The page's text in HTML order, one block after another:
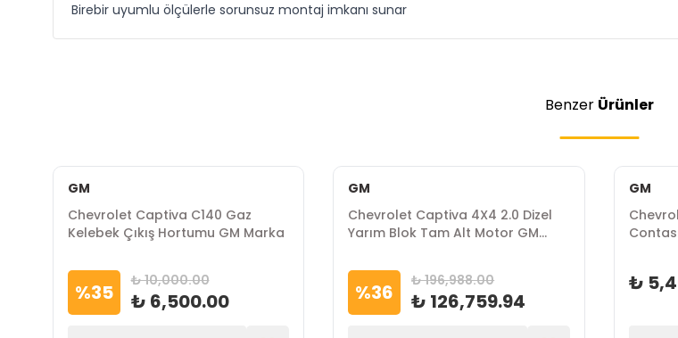
Birebir uyumlu ölçülerle sorunsuz montaj imkanı sunar
Benzer Ürünler
GM
Chevrolet Captiva C140 Gaz
Kelebek Çıkış Hortumu GM Marka
%35 ₺ 10,000.00
₺ 6,500.00
GM
Chevrolet Captiva 4X4 2.0 Dizel
Yarım Blok Tam Alt Motor GM
%36 ₺ 196,988.00
₺ 126,759.94
GM
₺